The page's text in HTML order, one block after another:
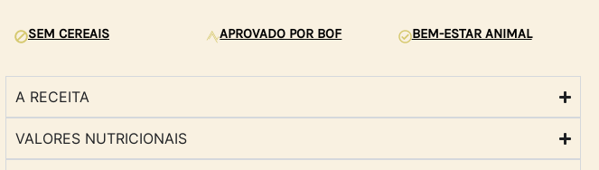
SEM CEREAIS APROVADO POR BOF BEM-ESTAR ANIMAL
A RECEITA
VALORES NUTRICIONAIS